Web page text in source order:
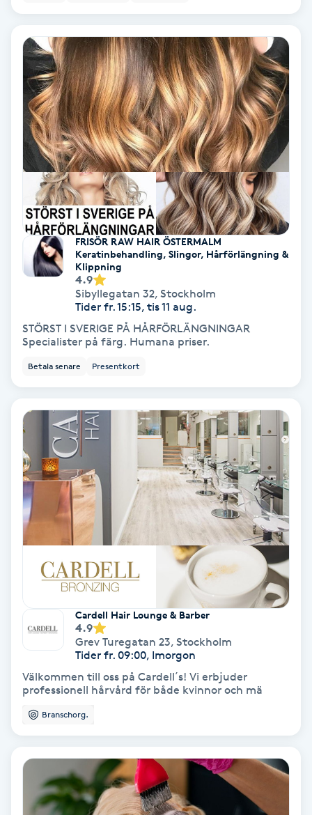
Torrborstning
Triggerpunktsmassage
Trådning
Träning
Tvätt & Fön
Vaccination
Vampyrbehandling
Vaxning
Vaxning brasiliansk
Vibrationsmassage
Vinyasa Yoga
Volymfransar
Yin Yoga
Yoga Nidra
Yogamassage
Zonterapi
FRISÖR RAW HAIR ÖSTERMALM
Keratinbehandling, Slingor, Hårförlängning &
Klippning
4.9
Sibyllegatan 32, Stockholm
Tider fr. 15:15, tis 11 aug.
STÖRST I SVERIGE PÅ HÅRFÖRLÄNGNINGAR
Specialister på färg. Humana priser.
Betala senare Presentkort
Cardell Hair Lounge & Barber
4.9
Grev Turegatan 23, Stockholm
Tider fr. 09:00, Imorgon
Välkommen till oss på Cardell´s! Vi erbjuder
professionell hårvård för både kvinnor och mä
Branschorg.